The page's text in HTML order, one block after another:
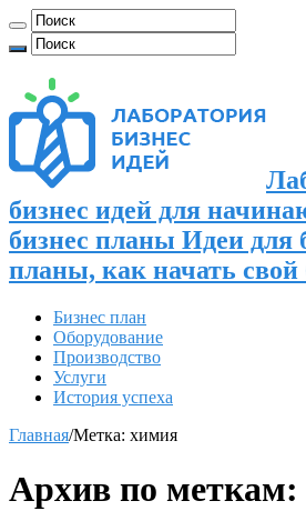
бизнес идей для
бизнес планы Идеи для
планы, как начать свой
Бизнес план
Оборудование
Производство
Услуги
История успеха
Главная/Метка: химия
Архив по меткам: